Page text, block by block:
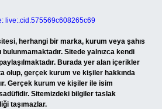
live:.cid.575569c608265c69
herhangi bir marka, kurum veya şahıs
Sitede yalnızca kendi
paylaşılmaktadır. Burada yer alan içerikler
olup, gerçek kurum ve kişiler hakkında
Gerçek kurum ve kişiler ile isim
Sitemizdeki bilgiler taslak
taşımazlar.